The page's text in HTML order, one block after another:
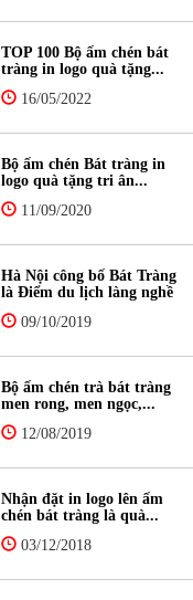
TOP 100 Bộ ấm chén bát
tràng in logo quà tặng...
16/05/2022
Bộ ấm chén Bát tràng in
logo quà tặng tri ân...
11/09/2020
Hà Nội công bố Bát Tràng
là Điểm du lịch làng nghề
09/10/2019
Bộ ấm chén trà bát tràng
men rong, men ngọc,...
12/08/2019
Nhận đặt in logo lên ấm
chén bát tràng là quà...
03/12/2018